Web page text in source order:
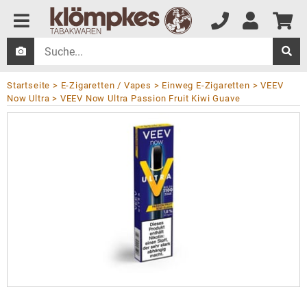
Startseite E-Zigaretten / Vapes Einweg E-Zigaretten
VEEV
Now Ultra
VEEV Now Ultra Passion Fruit Kiwi Guave